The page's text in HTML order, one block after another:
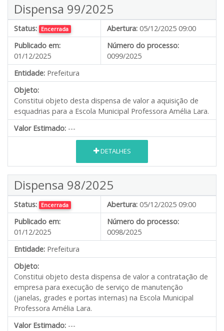
Dispensa 99/2025
Status: Encerrada Abertura: 05/12/2025 09:00
Publicado em:
01/12/2025
Número do processo:
0099/2025
Entidade: Prefeitura
Objeto:
Constitui objeto desta dispensa de valor a aquisição de
esquadrias para a Escola Municipal Professora Amélia Lara.
Valor Estimado: ---
DETALHES
Dispensa 98/2025
Status: Encerrada Abertura: 05/12/2025 09:00
Publicado em:
01/12/2025
Número do processo:
0098/2025
Entidade: Prefeitura
Objeto:
Constitui objeto desta dispensa de valor a contratação de
empresa para execução de serviço de manutenção
(janelas, grades e portas internas) na Escola Municipal
Professora Amélia Lara.
Valor Estimado: ---